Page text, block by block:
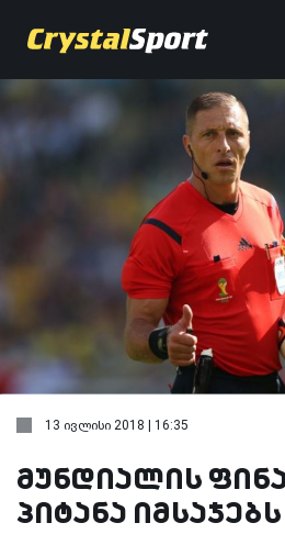
13 ივლისი 2018 | 16:35
მუნდიალის
პიტანა იმსაჯებს